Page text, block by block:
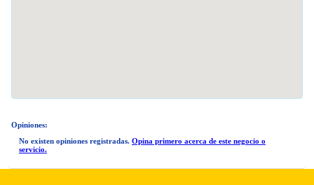
Opiniones:
No existen opiniones registradas. Opina primero acerca de este negocio o
servicio.